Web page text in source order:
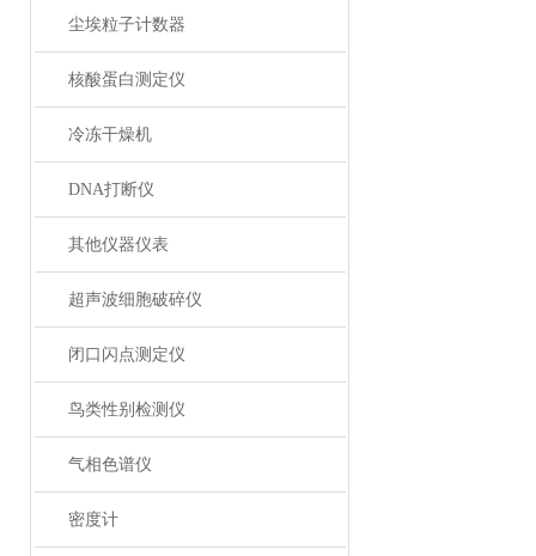
尘埃粒子计数器
核酸蛋白测定仪
冷冻干燥机
DNA打断仪
其他仪器仪表
超声波细胞破碎仪
闭口闪点测定仪
鸟类性别检测仪
气相色谱仪
密度计